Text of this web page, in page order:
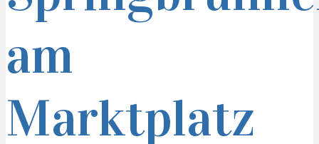
am
Marktplatz